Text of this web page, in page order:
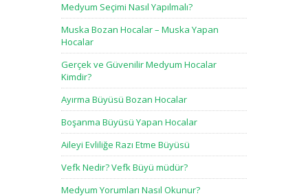
Medyum Seçimi Nasıl Yapılmalı?
Muska Bozan Hocalar – Muska Yapan
Hocalar
Gerçek ve Güvenilir Medyum Hocalar
Kimdir?
Ayırma Büyüsü Bozan Hocalar
Boşanma Büyüsü Yapan Hocalar
Aileyi Evliliğe Razı Etme Büyüsü
Vefk Nedir? Vefk Büyü müdür?
Medyum Yorumları Nasıl Okunur?